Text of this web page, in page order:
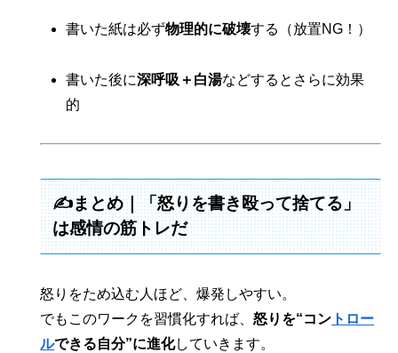
書いた紙は必ず物理的に破壊する（放置NG！）
書いた後に深呼吸＋白湯などするとさらに効果
的
✍️まとめ｜「怒りを書き殴って捨てる」
は感情の筋トレだ
怒りをため込む人ほど、爆発しやすい。
でもこのワークを習慣化すれば、怒りを“コン トロー
ルできる自分”に進化していきます。